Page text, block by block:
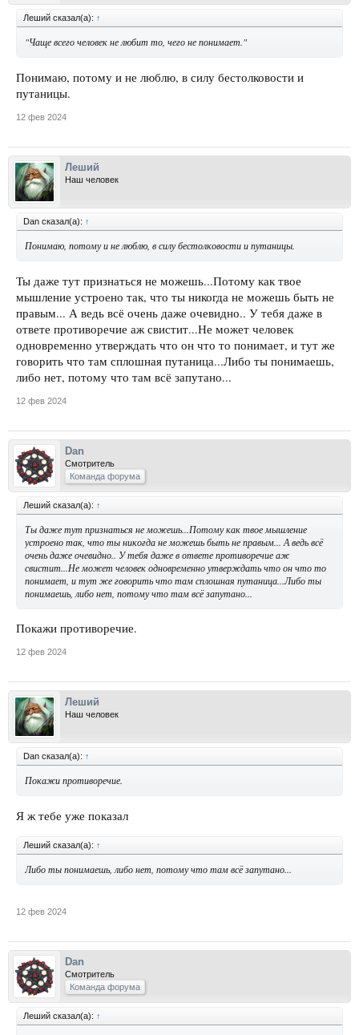
Леший сказал(а): ↑
"Чаще всего человек не любит то, чего не понимает."
Понимаю, потому и не люблю, в силу бестолковости и
путаницы.
12 фев 2024
Леший
Наш человек
Dan сказал(а): ↑
Понимаю, потому и не люблю, в силу бестолковости и путаницы.
Ты даже тут признаться не можешь...Потому как твое
мышление устроено так, что ты никогда не можешь быть не
правым... А ведь всё очень даже очевидно.. У тебя даже в
ответе противоречие аж свистит...Не может человек
одновременно утверждать что он что то понимает, и тут же
говорить что там сплошная путаница...Либо ты понимаешь,
либо нет, потому что там всё запутано...
12 фев 2024
Dan
Смотритель
Команда форума
Леший сказал(а): ↑
Ты даже тут признаться не можешь...Потому как твое мышление
устроено так, что ты никогда не можешь быть не правым... А ведь всё
очень даже очевидно.. У тебя даже в ответе противоречие аж
свистит...Не может человек одновременно утверждать что он что то
понимает, и тут же говорить что там сплошная путаница...Либо ты
понимаешь, либо нет, потому что там всё запутано...
Покажи противоречие.
12 фев 2024
Леший
Наш человек
Dan сказал(а): ↑
Покажи противоречие.
Я ж тебе уже показал
Леший сказал(а): ↑
Либо ты понимаешь, либо нет, потому что там всё запутано...
12 фев 2024
Dan
Смотритель
Команда форума
Леший сказал(а): ↑